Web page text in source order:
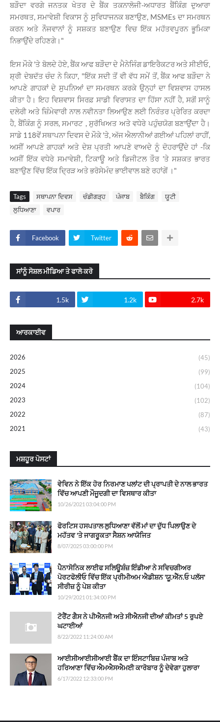
ਬੜੌਦਾ ਵਰਗੇ ਜਨਤਕ ਖੇਤਰ ਦੇ ਬੈਂਕ ਤਕਨਾਲੋਜੀ-ਅਧਾਰਤ ਬੈਂਕਿੰਗ ਦੁਆਰਾ
ਸਮਰਥਤ, ਸਮਾਵੇਸ਼ੀ ਵਿਕਾਸ ਨੂੰ ਸੁਵਿਧਾਜਨਕ ਬਣਾਉਣ, MSMEs ਦਾ ਸਮਰਥਨ
ਕਰਨ ਅਤੇ ਨੌਜਵਾਨਾਂ ਨੂੰ ਸਸ਼ਕਤ ਬਣਾਉਣ ਵਿਚ ਇੱਕ ਮਹੱਤਵਪੂਰਨ ਭੂਮਿਕਾ
ਨਿਭਾਉਂਦੇ ਰਹਿਣਗੇ।"
ਇਸ ਮੌਕੇ 'ਤੇ ਬੋਲਦੇ ਹੋਏ, ਬੈਂਕ ਆਫ ਬੜੌਦਾ ਦੇ ਮੈਨੇਜਿੰਗ ਡਾਇਰੈਕਟਰ ਅਤੇ ਸੀਈਓ,
ਸ਼੍ਰੀ ਦੇਬਦੱਤ ਚੰਦ ਨੇ ਕਿਹਾ, "ਇੱਕ ਸਦੀ ਤੋਂ ਵੀ ਵੱਧ ਸਮੇਂ ਤੋਂ, ਬੈਂਕ ਆਫ ਬੜੌਦਾ ਨੇ
ਆਪਣੇ ਗਾਹਕਾਂ ਦੇ ਸੁਪਨਿਆਂ ਦਾ ਸਮਰਥਨ ਕਰਕੇ ਉਨ੍ਹਾਂ ਦਾ ਵਿਸ਼ਵਾਸ ਹਾਸਲ
ਕੀਤਾ ਹੈ। ਇਹ ਵਿਸ਼ਵਾਸ ਸਿਰਫ਼ ਸਾਡੀ ਵਿਰਾਸਤ ਦਾ ਹਿੱਸਾ ਨਹੀਂ ਹੈ, ਸਗੋਂ ਸਾਨੂੰ
ਦਲੇਰੀ ਅਤੇ ਜ਼ਿੰਮੇਵਾਰੀ ਨਾਲ ਨਵੀਨਤਾ ਲਿਆਉਣ ਲਈ ਨਿਰੰਤਰ ਪ੍ਰੇਰਿਤ ਕਰਦਾ
ਹੈ, ਬੈਂਕਿੰਗ ਨੂੰ ਸਰਲ, ਸਮਾਰਟ , ਸੁਰੱਖਿਅਤ ਅਤੇ ਵਧੇਰੇ ਪਹੁੰਚਯੋਗ ਬਣਾਉਂਦਾ ਹੈ।
ਸਾਡੇ 118ਵੇਂ ਸਥਾਪਨਾ ਦਿਵਸ ਦੇ ਮੌਕੇ 'ਤੇ, ਅੱਜ ਐਲਾਨੀਆਂ ਗਈਆਂ ਪਹਿਲਾਂ ਰਾਹੀਂ,
ਅਸੀਂ ਆਪਣੇ ਗਾਹਕਾਂ ਅਤੇ ਦੇਸ਼ ਪ੍ਰਤੀ ਆਪਣੇ ਵਾਅਦੇ ਨੂੰ ਦੋਹਰਾਉਂਦੇ ਹਾਂ -ਕਿ
ਅਸੀਂ ਇੱਕ ਵਧੇਰੇ ਸਮਾਵੇਸ਼ੀ, ਟਿਕਾਊ ਅਤੇ ਡਿਜੀਟਲ ਤੌਰ 'ਤੇ ਸਸ਼ਕਤ ਭਾਰਤ
ਬਣਾਉਣ ਵਿੱਚ ਇੱਕ ਦ੍ਰਿੜ ਅਤੇ ਭਰੋਸੇਮੰਦ ਭਾਈਵਾਲ ਬਣੇ ਰਹਾਂਗੇਂ ।"
Tags ਸਥਾਪਨਾ ਦਿਵਸ ਚੰਡੀਗੜ੍ਹ ਪੰਜਾਬ ਬੈਕਿੰਗ
ਯੂਟੀ
ਲੁਧਿਆਣਾ
ਵਪਾਰ
Facebook Twitter
ਸਾਂਨੂੰ ਸੋਸ਼ਲ ਮੀਡਿਆ ਤੇ ਫਾਲੋ ਕਰੋ
1.5k 1.2k 2.7k
ਆਰਕਾਈਵ
2026
(45)
2025
(99)
2024
(104)
2023
(102)
2022
(87)
2021
(43)
ਮਸ਼ਹੂਰ ਪੋਸਟਾਂ
ਵੇਵਿਨ ਨੇ ਇੱਕ ਹੋਰ ਨਿਰਮਾਣ ਪਲਾਂਟ ਦੀ ਪ੍ਰਾਪਤੀ ਦੇ ਨਾਲ ਭਾਰਤ
ਵਿੱਚ ਆਪਣੀ ਮੌਜੂਦਗੀ ਦਾ ਵਿਸਥਾਰ ਕੀਤਾ
10/26/2021 03:04:00 PM
ਫੋਰਟਿਸ ਹਸਪਤਾਲ ਲੁਧਿਆਣਾ ਵੱਲੋਂ ਮਾਂ ਦਾ ਦੁੱਧ ਪਿਲਾਉਣ ਦੇ
ਮਹੱਤਵ 'ਤੇ ਜਾਗਰੂਕਤਾ ਸੈਸ਼ਨ ਆਯੋਜਿਤ
8/07/2025 03:00:00 PM
ਪੈਨਾਸੋਨਿਕ ਲਾਈਫ ਸਲਿਊਸ਼ੰਜ਼ ਇੰਡੀਆ ਨੇ ਸਵਿਚਗੀਅਰ
ਪੋਰਟਫੋਲੀਓ ਵਿੱਚ ਇੱਕ ਪ੍ਰੀਮੀਅਮ ਐਡੀਸ਼ਨ 'ਯੂ.ਐੱਨ.ਓ ਪਲੱਸ'
ਸੀਰੀਜ਼ ਨੂੰ ਪੇਸ਼ ਕੀਤਾ
10/29/2021 01:34:00 PM
ਟੋਰੈਂਟ ਗੈਸ ਨੇ ਪੀਐਨਜੀ ਅਤੇ ਸੀਐਨਜੀ ਦੀਆਂ ਕੀਮਤਾਂ 5 ਰੁਪਏ
ਘਟਾਈਆਂ
8/22/2022 11:24:00 AM
ਆਈਸੀਆਈਸੀਆਈ ਬੈਂਕ ਦਾ ਇੰਸਟਾਬਿਜ਼ ਪੰਜਾਬ ਅਤੇ
ਹਰਿਆਣਾ ਵਿੱਚ ਐਮਐਸਐਮਈ ਕਾਰੋਬਾਰ ਨੂੰ ਦੇਵੇਗਾ ਹੁਲਾਰਾ
6/17/2022 12:33:00 PM